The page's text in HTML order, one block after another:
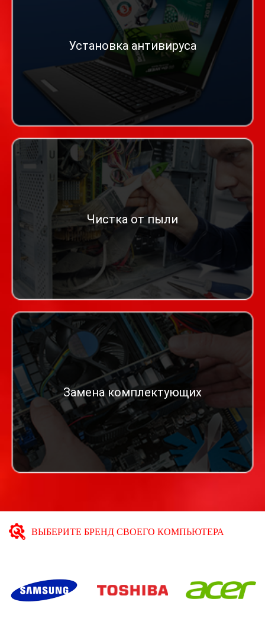
Установка антивируса
Чистка от пыли
Замена комплектующих
ВЫБЕРИТЕ БРЕНД СВОЕГО КОМПЬЮТЕРА